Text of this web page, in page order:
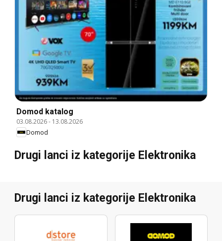
Domod katalog
03.08.2026- 13.08.2026
Domod
Drugi lanci iz kategorije Elektronika
Drugi lanci iz kategorije Elektronika